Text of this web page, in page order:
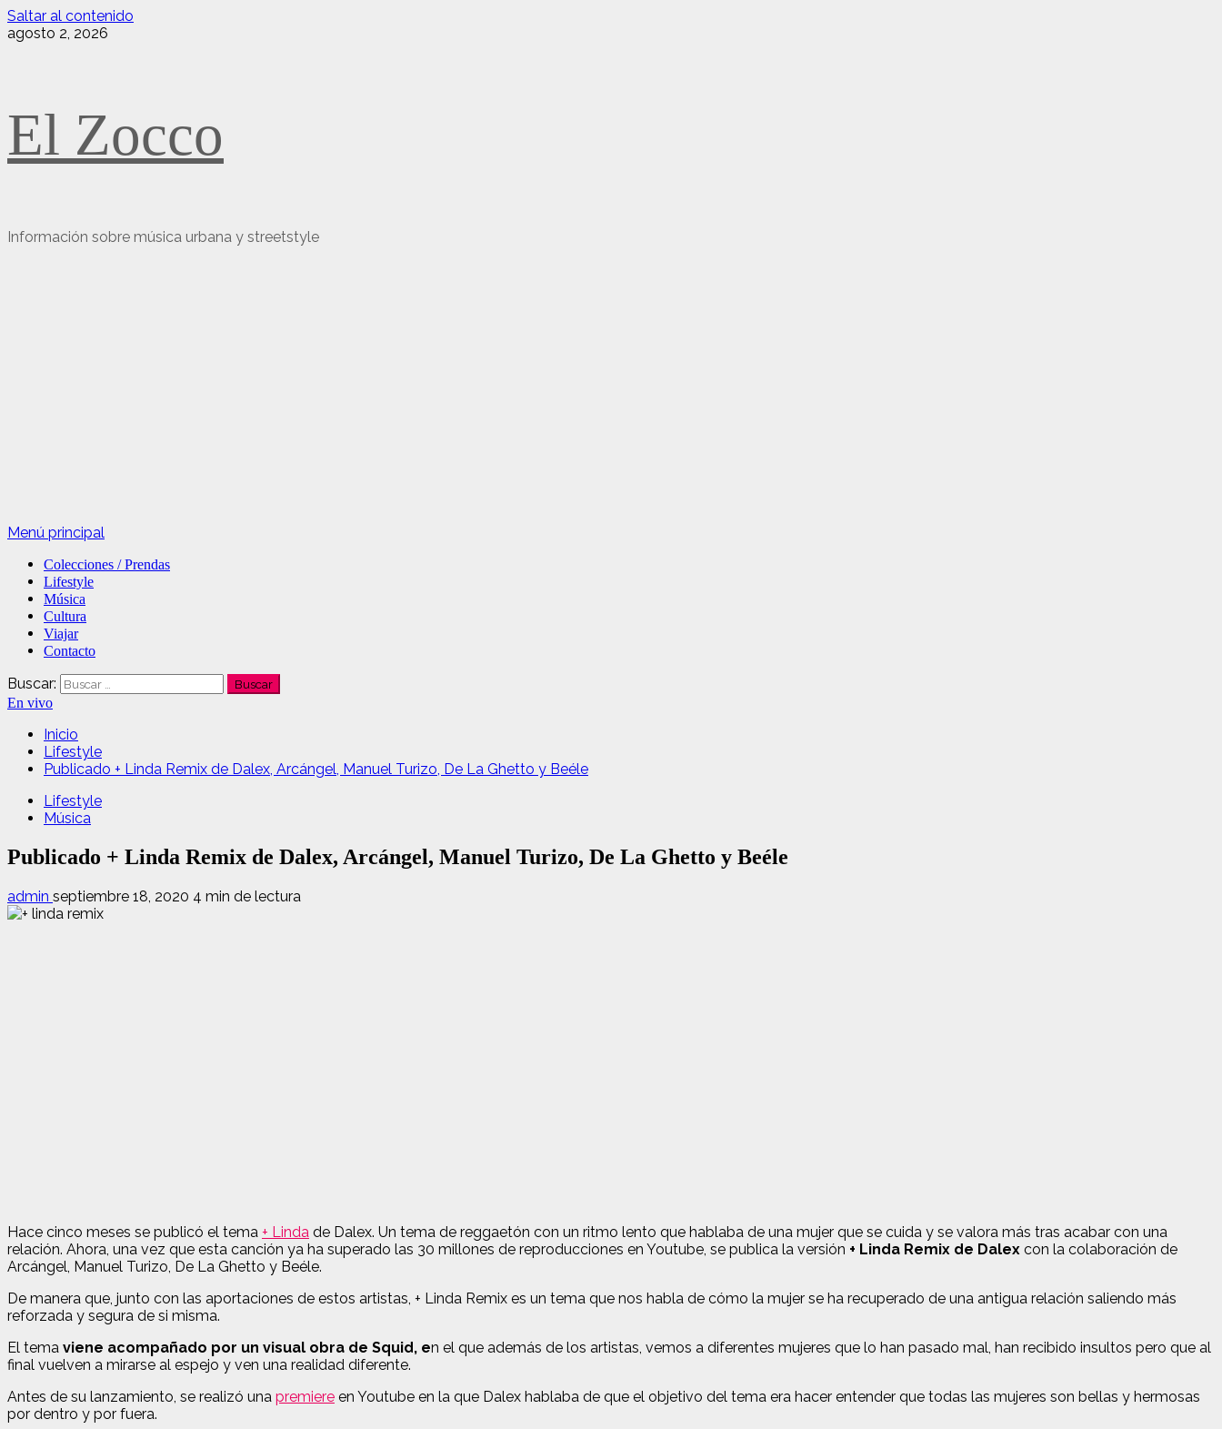
Saltar al contenido
agosto 2, 2026
El Zocco
Información sobre música urbana y streetstyle
Menú principal
Colecciones / Prendas
Lifestyle
Música
Cultura
Viajar
Contacto
Buscar:
En vivo
Inicio
Lifestyle
Publicado + Linda Remix de Dalex, Arcángel, Manuel Turizo, De La Ghetto y Beéle
Lifestyle
Música
Publicado + Linda Remix de Dalex, Arcángel, Manuel Turizo, De La Ghetto y Beéle
admin septiembre 18, 2020 4 min de lectura
Hace cinco meses se publicó el tema + Linda de Dalex. Un tema de reggaetón con un ritmo lento que hablaba de una mujer que se cuida y se valora más tras acabar con una
relación. Ahora, una vez que esta canción ya ha superado las 30 millones de reproducciones en Youtube, se publica la versión + Linda Remix de Dalex con la colaboración de
Arcángel, Manuel Turizo, De La Ghetto y Beéle.
De manera que, junto con las aportaciones de estos artistas, + Linda Remix es un tema que nos habla de cómo la mujer se ha recuperado de una antigua relación saliendo más
reforzada y segura de si misma.
El tema viene acompañado por un visual obra de Squid, en el que además de los artistas, vemos a diferentes mujeres que lo han pasado mal, han recibido insultos pero que al
final vuelven a mirarse al espejo y ven una realidad diferente.
Antes de su lanzamiento, se realizó una premiere en Youtube en la que Dalex hablaba de que el objetivo del tema era hacer entender que todas las mujeres son bellas y hermosas
por dentro y por fuera.